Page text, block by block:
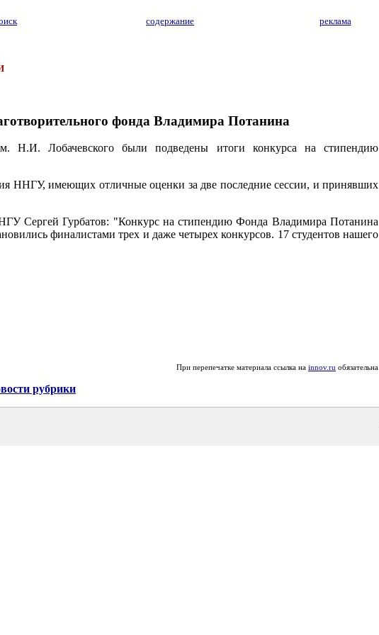
содержание реклама
фонда Владимира Потанина
Н.И. Лобачевского были подведены итоги конкурса на стипендию
ННГУ, имеющих отличные оценки за две последние сессии, и принявших
Сергей Гурбатов: "Конкурс на стипендию Фонда Владимира Потанина
финалистами трех и даже четырех конкурсов. 17 студентов нашего
При перепечатке материала ссылка на innov.ru обязательна
рубрики